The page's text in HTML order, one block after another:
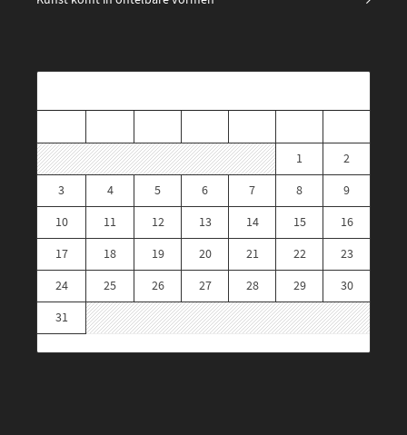
1
2
3
4 5 6 7 8
9
10
11 12 13 14 15
16
17
18 19 20 21 22
23
24
25 26 27 28 29
30
31